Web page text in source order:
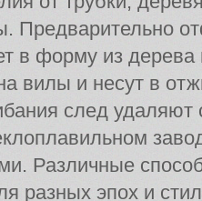
Предварительно
в форму из дерева
вилы и несут в
след
Различные
разных эпох и